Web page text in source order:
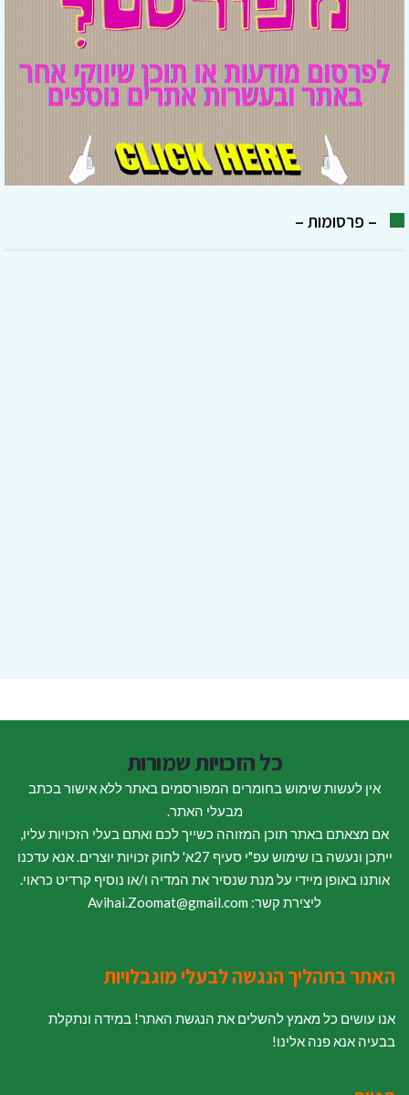
– פרסומות –
כל הזכויות שמורות
אין לעשות שימוש בחומרים המפורסמים באתר ללא אישור בכתב
מבעלי האתר.
אם מצאתם באתר תוכן המזוהה כשייך לכם ואתם בעלי הזכויות עליו,
ייתכן ונעשה בו שימוש עפ"י סעיף 27א' לחוק זכויות יוצרים. אנא עדכנו
אותנו באופן מיידי על מנת שנסיר את המדיה ו/או נוסיף קרדיט כראוי.
ליצירת קשר: Avihai.Zoomat@gmail.com
האתר בתהליך הנגשה לבעלי מוגבלויות
אנו עושים כל מאמץ להשלים את הנגשת האתר! במידה ונתקלת
בבעיה אנא פנה אלינו!